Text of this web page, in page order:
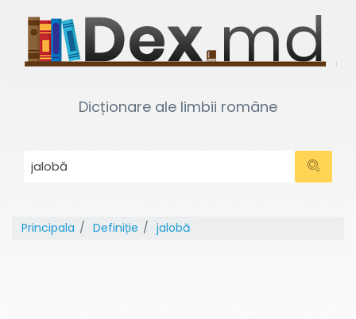
Dicționare ale limbii române
Principala Definiție jalobă